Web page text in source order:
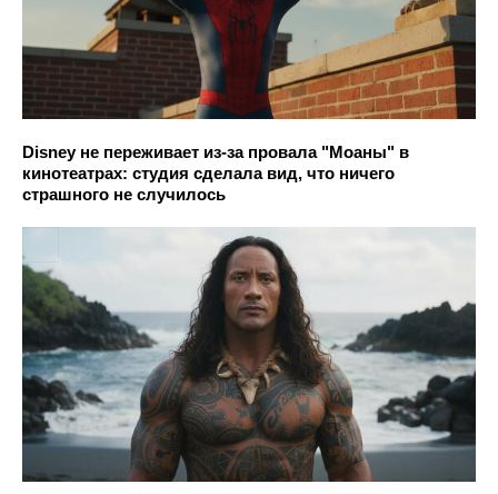
Disney не переживает из-за провала "Моаны" в
кинотеатрах: студия сделала вид, что ничего
страшного не случилось